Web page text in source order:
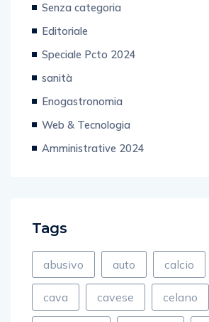
Senza categoria
Editoriale
Speciale Pcto 2024
sanità
Enogastronomia
Web & Tecnologia
Amministrative 2024
Tags
abusivo auto calcio
cava cavese celano